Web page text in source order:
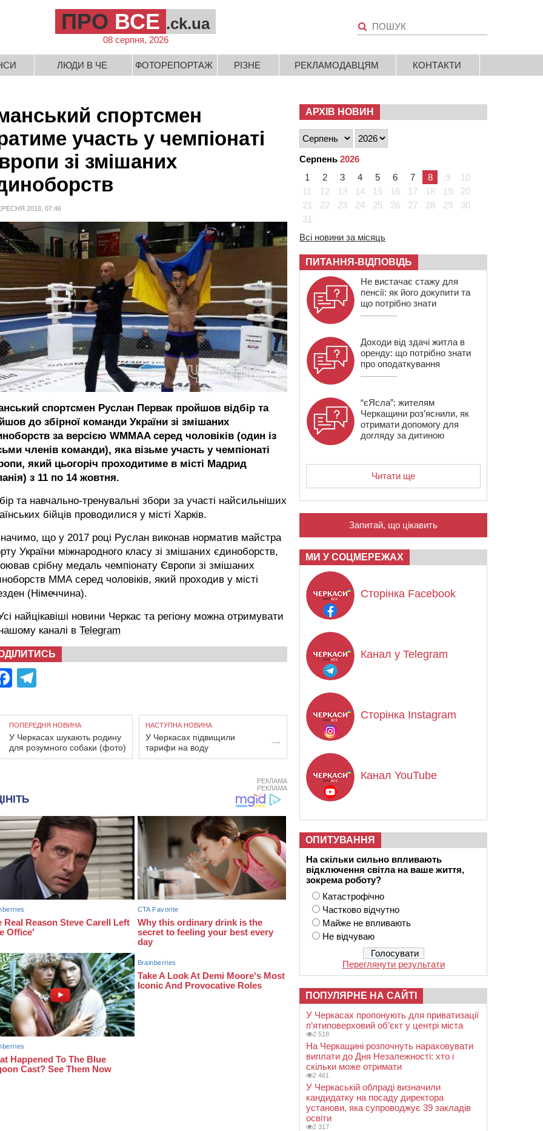
ПРО ВСЕ .ck.ua
08 серпня, 2026
ЛЮДИ В ЧЕ ФОТОРЕПОРТАЖ РІЗНЕ РЕКЛАМОДАВЦЯМ КОНТАКТИ
спортсмен
участь у чемпіонаті
зі змішаних
2018, 07:46
спортсмен Руслан Первак пройшов відбір та
до збірної команди України зі змішаних
за версією WMMAA серед чоловіків (один із
членів команди), яка візьме участь у чемпіонаті
який цьогоріч проходитиме в місті Мадрид
з 11 по 14 жовтня.
та навчально-тренувальні збори за участі найсильніших
бійців проводилися у місті Харків.
що у 2017 році Руслан виконав норматив майстра
України міжнародного класу зі змішаних єдиноборств,
срібну медаль чемпіонату Європи зі змішаних
ММА серед чоловіків, який проходив у місті
(Німеччина).
найцікавіші новини Черкас та регіону можна отримувати
каналі в Telegram
Facebook
ПОПЕРЕДНЯ НОВИНА
У Черкасах шукають родину
для розумного собаки (фото)
НАСТУПНА НОВИНА
У Черкасах підвищили
тарифи на воду
РЕКЛАМА
РЕКЛАМА
АРХІВ НОВИН
Серпень 2026
1
2 3 4 5 6 7 8 9
10
11
12 13 14 15 16 17 18 19
20
21
22 23 24 25 26 27 28 29
30
31
Всі новини за місяць
ПИТАННЯ-ВІДПОВІДЬ
Не вистачає стажу для
пенсії: як його докупити та
що потрібно знати
Доходи від здачі житла в
оренду: що потрібно знати
про оподаткування
“єЯсла”: жителям
Черкащини роз’яснили, як
отримати допомогу для
догляду за дитиною
Читати ще
Запитай, що цікавить
МИ У СОЦМЕРЕЖАХ
Сторінка Facebook
Канал у Telegram
Сторінка Instagram
Канал YouTube
ОПИТУВАННЯ
На скільки сильно впливають
відключення світла на ваше життя,
зокрема роботу?
Катастрофічно
Частково відчутно
Майже не впливають
Не відчуваю
Переглянути результати
ПОПУЛЯРНЕ НА САЙТІ
У Черкасах пропонують для приватизації
п’ятиповерховий об’єкт у центрі міста
2 518
На Черкащині розпочнуть нараховувати
виплати до Дня Незалежності: хто і
скільки може отримати
2 461
У Черкаській облраді визначили
кандидатку на посаду директора
установи, яка супроводжує 39 закладів
освіти
2 317